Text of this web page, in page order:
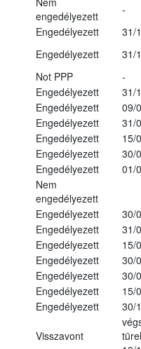
engedélyezett
-
Engedélyezett
31/
Engedélyezett
31/
Not PPP
-
Engedélyezett
31/
Engedélyezett
09/
Engedélyezett
31/
Engedélyezett
15/
Engedélyezett
30/
Engedélyezett
01/
Nem
engedélyezett
Engedélyezett
30/
Engedélyezett
31/
Engedélyezett
15/
Engedélyezett
30/
Engedélyezett
30/
Engedélyezett
15/
Engedélyezett
30/
Visszavont